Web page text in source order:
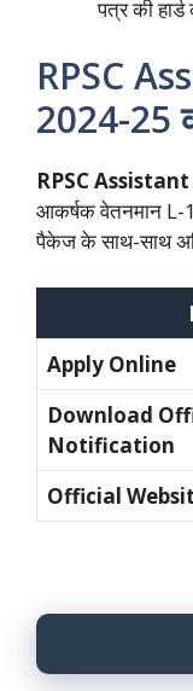
पत्र की
RPSC
2024-25
RPSC
आकर्षक वेतनमान
पैकेज के साथ-साथ
Apply Online
Download
Notification
Official